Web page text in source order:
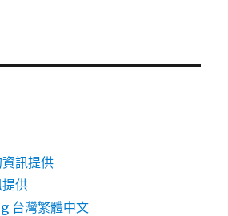
訊提供
供
台灣繁體中文